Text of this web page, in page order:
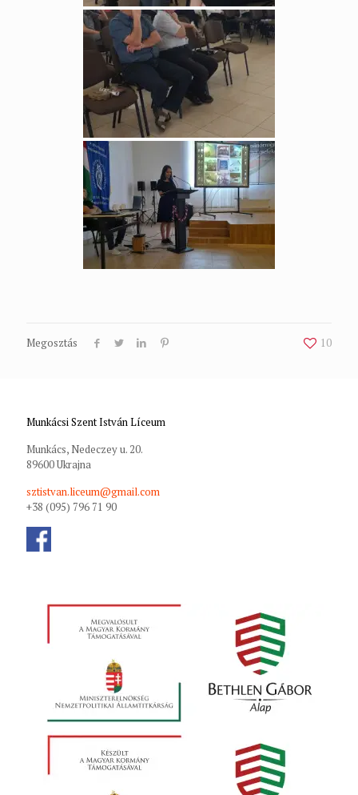
Megosztás 10
Munkácsi Szent István Líceum
Munkács, Nedeczey u. 20.
89600 Ukrajna
sztistvan.liceum@gmail.com
+38 (095) 796 71 90